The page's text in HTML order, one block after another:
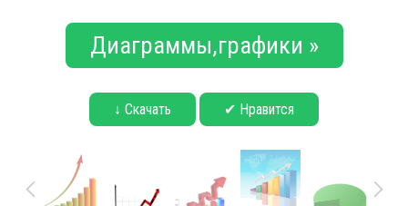
Диаграммы,графики »
↓ Скачать ✔ Нравится